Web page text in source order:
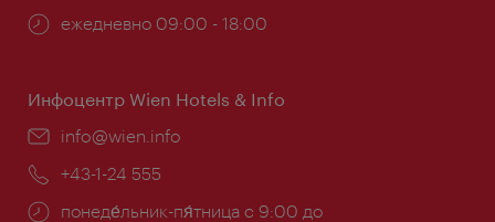
Часы
ежедневно 09:00 - 18:00
Инфоцентр Wien Hotels & Info
Эл.
info@wien.info
Телефон:
+43-1-24 555
Часы
понеде́льник-пя́тница с 9:00 до